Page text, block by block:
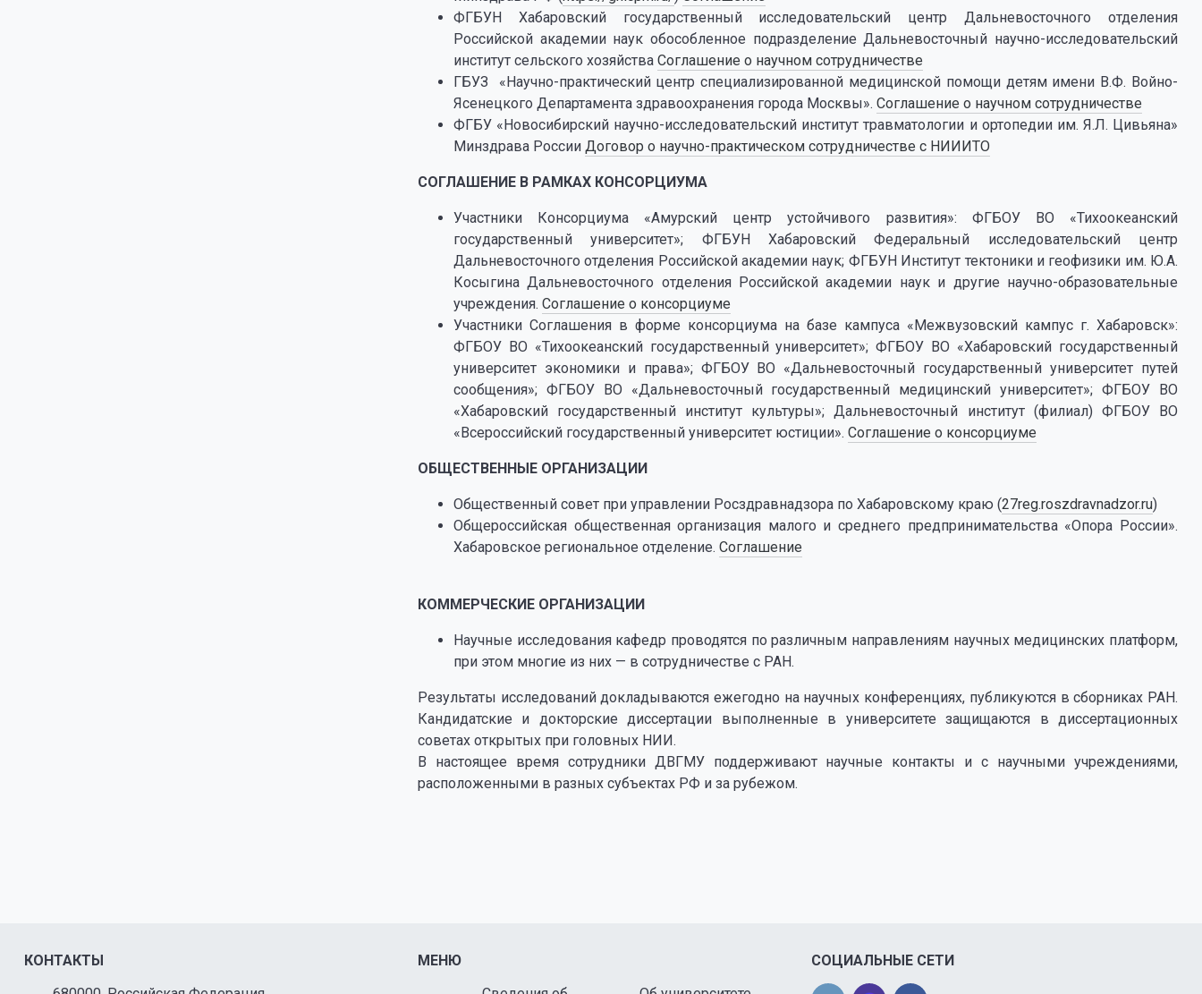
ФГБУН Хабаровский государственный исследовательский центр Дальневосточного отделения
Российской академии наук обособленное подразделение Дальневосточный научно-исследовательский
институт сельского хозяйства Соглашение о научном сотрудничестве
ГБУЗ «Научно-практический центр специализированной медицинской помощи детям имени В.Ф. Войно-
Ясенецкого Департамента здравоохранения города Москвы». Соглашение о научном сотрудничестве
ФГБУ «Новосибирский научно-исследовательский институт травматологии и ортопедии им. Я.Л. Цивьяна»
Минздрава России Договор о научно-практическом сотрудничестве с НИИИТО
СОГЛАШЕНИЕ В РАМКАХ КОНСОРЦИУМА
Участники Консорциума «Амурский центр устойчивого развития»: ФГБОУ ВО «Тихоокеанский
государственный университет»; ФГБУН Хабаровский Федеральный исследовательский центр
Дальневосточного отделения Российской академии наук; ФГБУН Институт тектоники и геофизики им. Ю.А.
Косыгина Дальневосточного отделения Российской академии наук и другие научно-образовательные
учреждения. Соглашение о консорциуме
Участники Соглашения в форме консорциума на базе кампуса «Межвузовский кампус г. Хабаровск»:
ФГБОУ ВО «Тихоокеанский государственный университет»; ФГБОУ ВО «Хабаровский государственный
университет экономики и права»; ФГБОУ ВО «Дальневосточный государственный университет путей
сообщения»; ФГБОУ ВО «Дальневосточный государственный медицинский университет»; ФГБОУ ВО
«Хабаровский государственный институт культуры»; Дальневосточный институт (филиал) ФГБОУ ВО
«Всероссийский государственный университет юстиции». Соглашение о консорциуме
ОБЩЕСТВЕННЫЕ ОРГАНИЗАЦИИ
Общественный совет при управлении Росздравнадзора по Хабаровскому краю (27reg.roszdravnadzor.ru)
Общероссийская общественная организация малого и среднего предпринимательства «Опора России».
Хабаровское региональное отделение. Соглашение
КОММЕРЧЕСКИЕ ОРГАНИЗАЦИИ
Научные исследования кафедр проводятся по различным направлениям научных медицинских платформ,
при этом многие из них — в сотрудничестве с РАН.
Результаты исследований докладываются ежегодно на научных конференциях, публикуются в сборниках РАН.
Кандидатские и докторские диссертации выполненные в университете защищаются в диссертационных
советах открытых при головных НИИ.
В настоящее время сотрудники ДВГМУ поддерживают научные контакты и с научными учреждениями,
расположенными в разных субъектах РФ и за рубежом.
КОНТАКТЫ
МЕНЮ
СОЦИАЛЬНЫЕ СЕТИ